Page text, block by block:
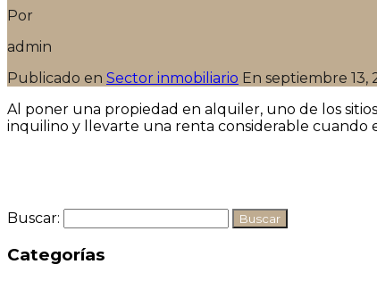
Por
admin
Publicado en Sector inmobiliario En septiembre 13,
Al poner una propiedad en alquiler, uno de los
inquilino y llevarte una renta considerable cuando
Buscar:
Categorías